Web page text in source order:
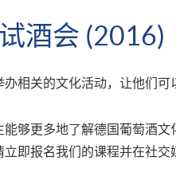
酒会 (2016)
相关的文化活动，让他们可
能够更多地了解德国葡萄酒
即报名我们的课程并在社交